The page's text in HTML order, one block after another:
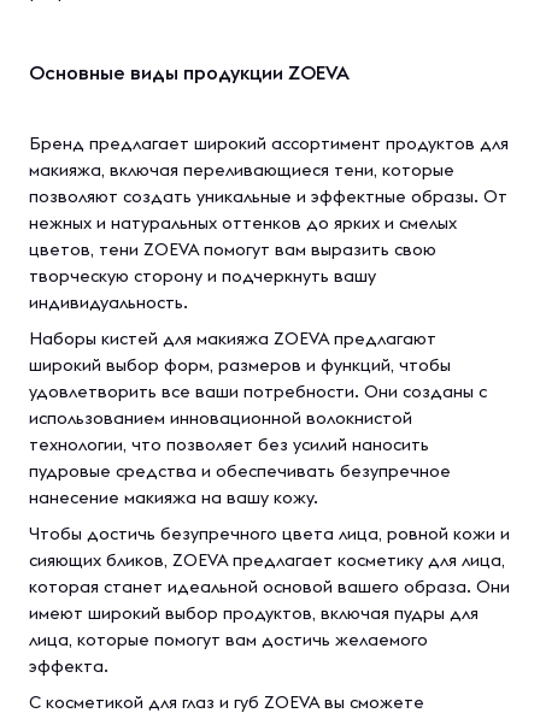
Основные виды продукции ZOEVA
Бренд предлагает широкий ассортимент продуктов для
макияжа, включая переливающиеся тени, которые
позволяют создать уникальные и эффектные образы. От
нежных и натуральных оттенков до ярких и смелых
цветов, тени ZOEVA помогут вам выразить свою
творческую сторону и подчеркнуть вашу
индивидуальность.
Наборы кистей для макияжа ZOEVA предлагают
широкий выбор форм, размеров и функций, чтобы
удовлетворить все ваши потребности. Они созданы с
использованием инновационной волокнистой
технологии, что позволяет без усилий наносить
пудровые средства и обеспечивать безупречное
нанесение макияжа на вашу кожу.
Чтобы достичь безупречного цвета лица, ровной кожи и
сияющих бликов, ZOEVA предлагает косметику для лица,
которая станет идеальной основой вашего образа. Они
имеют широкий выбор продуктов, включая пудры для
лица, которые помогут вам достичь желаемого
эффекта.
С косметикой для глаз и губ ZOEVA вы сможете